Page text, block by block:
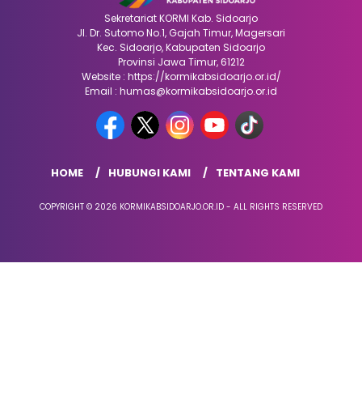
Sekretariat KORMI Kab. Sidoarjo
Jl. Dr. Sutomo No.1, Gajah Timur, Magersari
Kec. Sidoarjo, Kabupaten Sidoarjo
Provinsi Jawa Timur, 61212
Website : https://kormikabsidoarjo.or.id/
Email : humas@kormikabsidoarjo.or.id
HOME HUBUNGI KAMI TENTANG KAMI
COPYRIGHT © 2026 KORMIKABSIDOARJO.OR.ID - ALL RIGHTS RESERVED